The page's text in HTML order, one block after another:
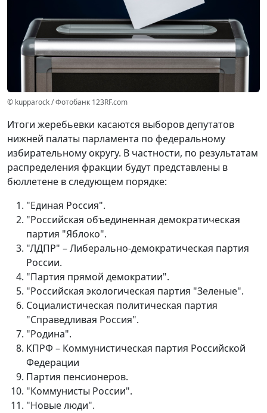
© kupparock / Фотобанк 123RF.com
Итоги жеребьевки касаются выборов депутатов
нижней палаты парламента по федеральному
избирательному округу. В частности, по результатам
распределения фракции будут представлены в
бюллетене в следующем порядке:
"Единая Россия".
"Российская объединенная демократическая
партия "Яблоко".
"ЛДПР" – Либерально-демократическая партия
России.
"Партия прямой демократии".
"Российская экологическая партия "Зеленые".
Социалистическая политическая партия
"Справедливая Россия".
"Родина".
КПРФ – Коммунистическая партия Российской
Федерации
Партия пенсионеров.
"Коммунисты России".
"Новые люди".